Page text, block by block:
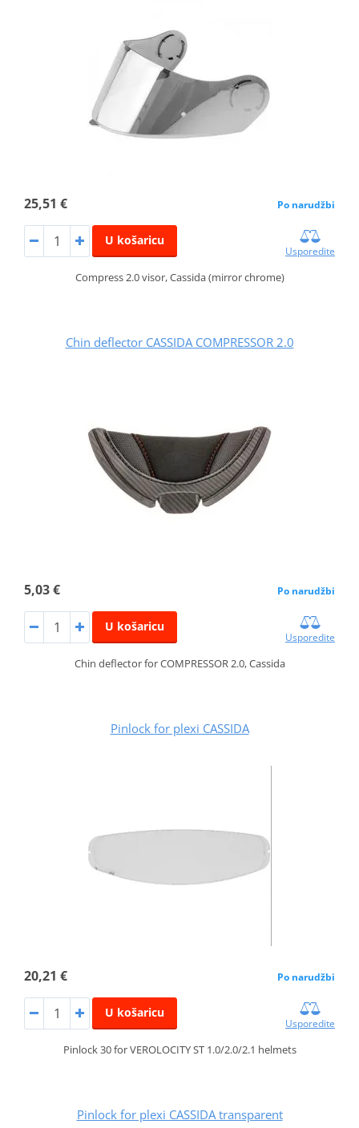
25,51 € Po narudžbi
U košaricu
Usporedite
Compress 2.0 visor, Cassida (mirror chrome)
Chin deflector CASSIDA COMPRESSOR 2.0
5,03 € Po narudžbi
U košaricu
Usporedite
Chin deflector for COMPRESSOR 2.0, Cassida
Pinlock for plexi CASSIDA
20,21 € Po narudžbi
U košaricu
Usporedite
Pinlock 30 for VEROLOCITY ST 1.0/2.0/2.1 helmets
Pinlock for plexi CASSIDA transparent